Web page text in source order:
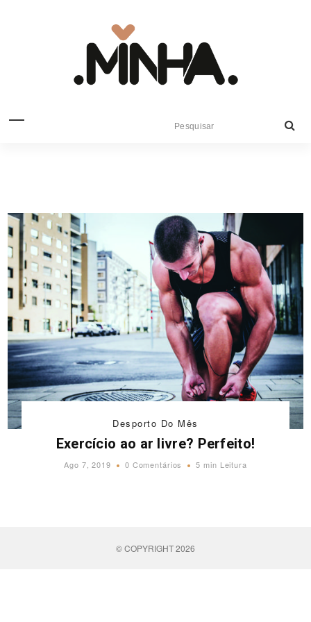
Desporto Do Mês
Exercício ao ar livre? Perfeito!
Ago 7, 2019 0 Comentários 5 min Leitura
© COPYRIGHT 2026